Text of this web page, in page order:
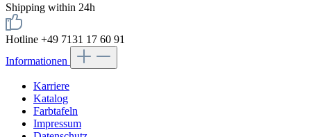
Shipping within 24h
Hotline +49 7131 17 60 91
Informationen
Karriere
Katalog
Farbtafeln
Impressum